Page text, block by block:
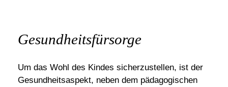
Gesundheitsfürsorge
Um das Wohl des Kindes sicherzustellen, ist der
Gesundheitsaspekt, neben dem pädagogischen